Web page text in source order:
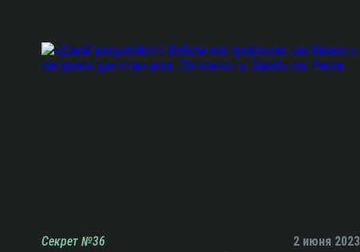
Секрет №36 2 июня 2023